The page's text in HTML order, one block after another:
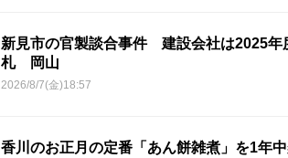
新見市の官製談合事件 建設会社は2025年
札 岡山
2026/8/7(金)18:57
香川のお正月の定番「あん餅雑煮」を1年